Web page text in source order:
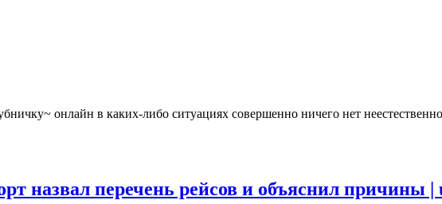
онлайн в каких-либо ситуациях совершенно ничего нет
назвал перечень рейсов и объяснил причины |